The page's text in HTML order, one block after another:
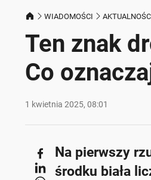
WIADOMOŚCI
Ten znak
Co
1 kwietnia 2025, 08:01
Skrót przygotowany przez Onet Czat z AI,
Niebieskie znaki
Na pierwszy
środku biała